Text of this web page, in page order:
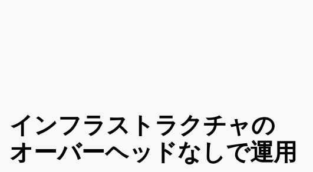
インフラストラクチャの
オーバーヘッドなしで運用